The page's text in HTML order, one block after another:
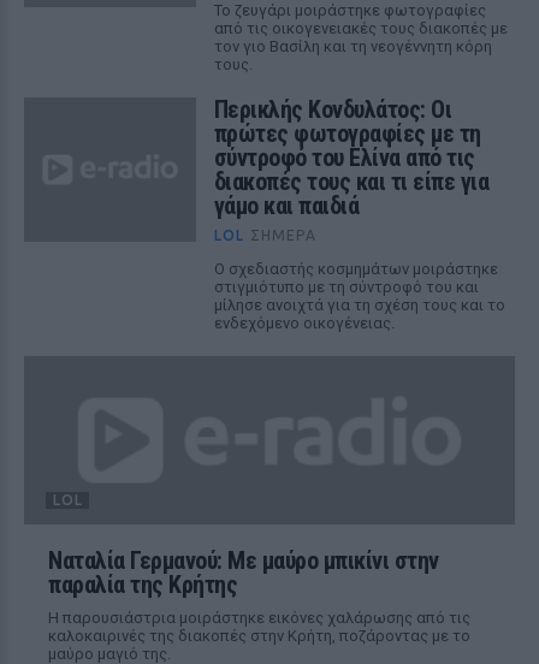
Το ζευγάρι μοιράστηκε φωτογραφίες
από τις οικογενειακές τους διακοπές με
τον γιο Βασίλη και τη νεογέννητη κόρη
τους.
Περικλής Κονδυλάτος: Οι
πρώτες φωτογραφίες με τη
σύντροφό του Ελίνα από τις
διακοπές τους και τι είπε για
γάμο και παιδιά
LOL ΣΉΜΕΡΑ
Ο σχεδιαστής κοσμημάτων μοιράστηκε
στιγμιότυπο με τη σύντροφό του και
μίλησε ανοιχτά για τη σχέση τους και το
ενδεχόμενο οικογένειας.
LOL
Ναταλία Γερμανού: Με μαύρο μπικίνι στην
παραλία της Κρήτης
Η παρουσιάστρια μοιράστηκε εικόνες χαλάρωσης από τις
καλοκαιρινές της διακοπές στην Κρήτη, ποζάροντας με το
μαύρο μαγιό της.